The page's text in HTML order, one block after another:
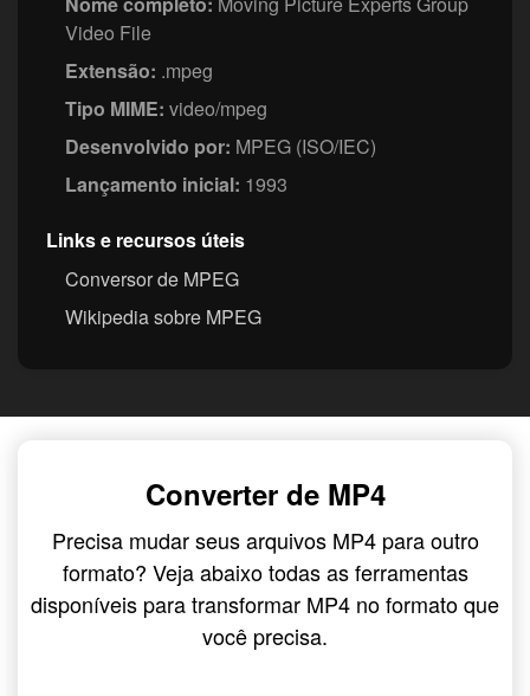
Video File
Extensão: .mpeg
Tipo MIME: video/mpeg
Desenvolvido por: MPEG (ISO/IEC)
Lançamento inicial: 1993
Links e recursos úteis
Conversor de MPEG
Wikipedia sobre MPEG
Converter de MP4
Precisa mudar seus arquivos MP4 para outro
formato? Veja abaixo todas as ferramentas
disponíveis para transformar MP4 no formato que
você precisa.